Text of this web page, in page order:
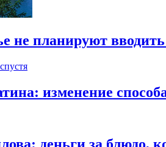
не планируют
изменение